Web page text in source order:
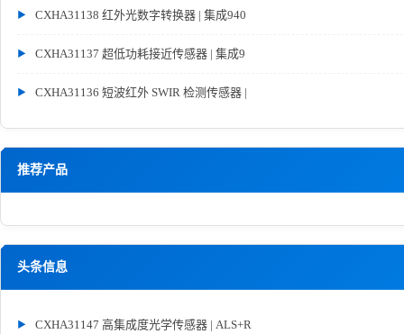
CXHA31138 红外光数字转换器 | 集成940
CXHA31137 超低功耗接近传感器 | 集成9
CXHA31136 短波红外 SWIR 检测传感器 |
推荐产品
头条信息
CXHA31147 高集成度光学传感器 | ALS+R